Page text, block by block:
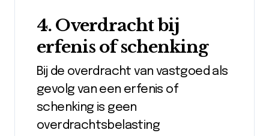
4. Overdracht bij
erfenis of schenking
Bij de overdracht van vastgoed als
gevolg van een erfenis of
schenking is geen
overdrachtsbelasting